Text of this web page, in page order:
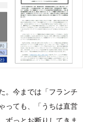
。今までは「フランチ
っても、「うちは直営
ずっとお断りしてきま